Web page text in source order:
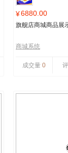
¥6880.00
旗舰店商城商品展
商城系统
成交量 0